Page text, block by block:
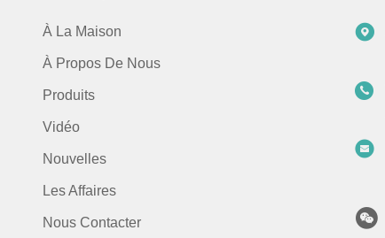
À La Maison
À Propos De Nous
Produits
Vidéo
Nouvelles
Les Affaires
Nous Contacter